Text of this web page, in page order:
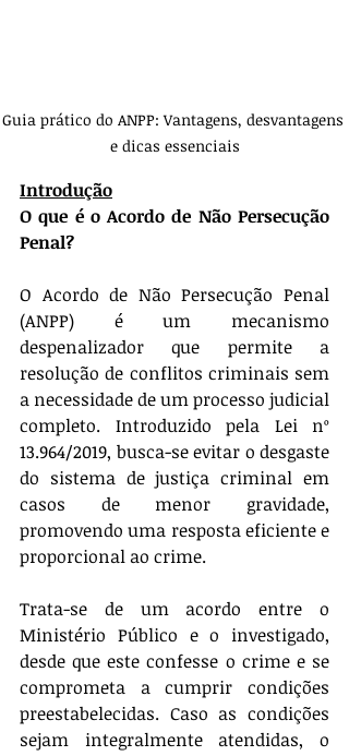
Guia prático do ANPP: Vantagens, desvantagens
e dicas essenciais
Introdução
O que é o Acordo de Não Persecução
Penal?
O Acordo de Não Persecução Penal
(ANPP) é um mecanismo
despenalizador que permite a
resolução de conflitos criminais sem
a necessidade de um processo judicial
completo. Introduzido pela Lei nº
13.964/2019, busca-se evitar o desgaste
do sistema de justiça criminal em
casos de menor gravidade,
promovendo uma resposta eficiente e
proporcional ao crime.
Trata-se de um acordo entre o
Ministério Público e o investigado,
desde que este confesse o crime e se
comprometa a cumprir condições
preestabelecidas. Caso as condições
sejam integralmente atendidas, o